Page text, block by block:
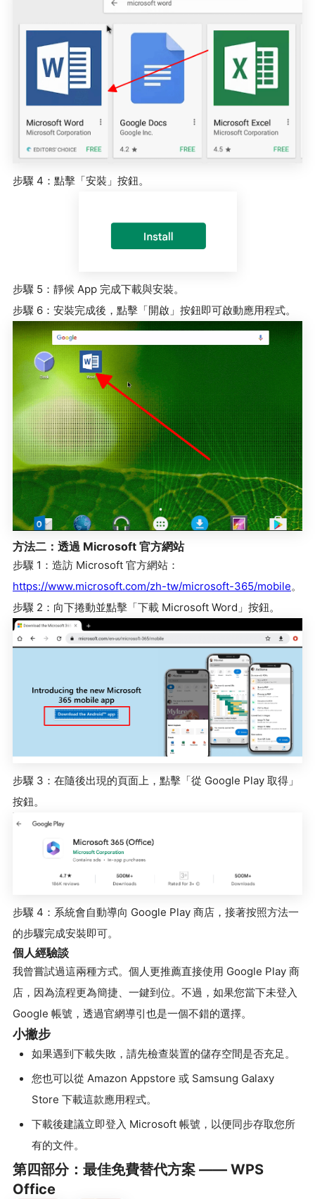
步驟 4：點擊「安裝」按鈕。
步驟 5：靜候 App 完成下載與安裝。
步驟 6：安裝完成後，點擊「開啟」按鈕即可啟動應用程式。
方法二：透過 Microsoft 官方網站
步驟 1：造訪 Microsoft 官方網站：
https://www.microsoft.com/zh-tw/microsoft-365/mobile。
步驟 2：向下捲動並點擊「下載 Microsoft Word」按鈕。
步驟 3：在隨後出現的頁面上，點擊「從 Google Play 取得」
按鈕。
步驟 4：系統會自動導向 Google Play 商店，接著按照方法一
的步驟完成安裝即可。
個人經驗談
我曾嘗試過這兩種方式。個人更推薦直接使用 Google Play 商
店，因為流程更為簡捷、一鍵到位。不過，如果您當下未登入
Google 帳號，透過官網導引也是一個不錯的選擇。
小撇步
如果遇到下載失敗，請先檢查裝置的儲存空間是否充足。
您也可以從 Amazon Appstore 或 Samsung Galaxy
Store 下載這款應用程式。
下載後建議立即登入 Microsoft 帳號，以便同步存取您所
有的文件。
第四部分：最佳免費替代方案 —— WPS
Office